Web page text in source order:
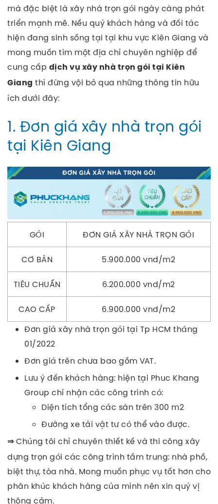
mà đặc biệt là xây nhà trọn gói ngày càng phát
triển mạnh mẽ. Nếu quý khách hàng và đối tác
hiện đang sinh sống tại tại khu vực Kiên Giang và
mong muốn tìm một địa chỉ chuyên nghiệp để
cung cấp dịch vụ xây nhà trọn gói tại Kiên
Giang thì đừng vội bỏ qua những thông tin hữu
ích dưới đây:
1. Đơn giá xây nhà trọn gói
tại Kiên Giang
GÓI ĐƠN GIÁ XÂY NHÀ TRỌN GÓI
CƠ BẢN 5.900.000 vnd/m2
TIÊU CHUẨN 6.200.000 vnd/m2
CAO CẤP
6.900.000 vnd/m2
Đơn giá xây nhà trọn gói tại Tp HCM tháng
01/2022
Đơn giá trên chưa bao gồm VAT.
Lưu ý đến khách hàng: hiện tại Phuc Khang
Group chỉ nhận các công trình có:
Diện tích tổng các sàn trên 300 m2
Đường xe tải vật tư có thể vào được.
⇒Chúng tôi chỉ chuyên thiết kế và thi công xây
dựng trọn gói các công trình tầm trung: nhà phố,
biệt thự, tòa nhà. Mong muốn phục vụ tốt hơn cho
phân khúc khách hàng của mình nên xin quý vị
thông cảm.